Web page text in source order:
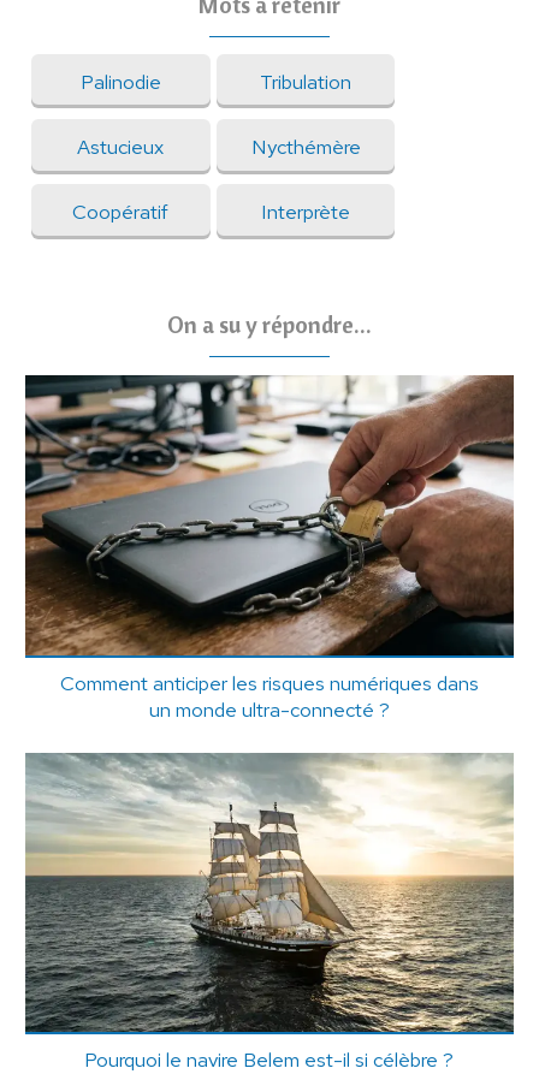
Palinodie Tribulation
Astucieux Nycthémère
Coopératif Interprète
On a su y répondre...
Comment anticiper les risques numériques dans
un monde ultra-connecté ?
Pourquoi le navire Belem est-il si célèbre ?